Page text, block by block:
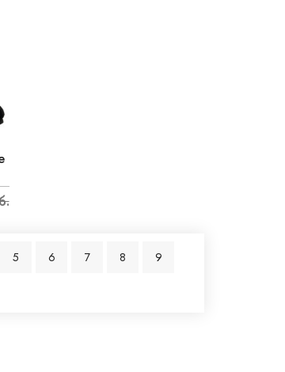
5 6 7 8
9